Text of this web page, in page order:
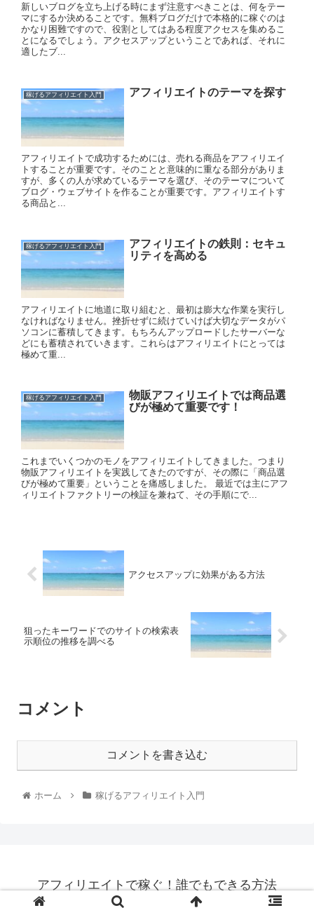
新しいブログを立ち上げる時にまず注意すべきことは、何をテー
マにするか決めることです。無料ブログだけで本格的に稼ぐのは
かなり困難ですので、役割としてはある程度アクセスを集めるこ
とになるでしょう。アクセスアップということであれば、それに
適したブ...
稼げるアフィリエイト入門 アフィリエイトのテーマを探す
アフィリエイトで成功するためには、売れる商品をアフィリエイ
トすることが重要です。そのことと意味的に重なる部分がありま
すが、多くの人が求めているテーマを選び、そのテーマについて
ブログ・ウェブサイトを作ることが重要です。アフィリエイトす
る商品と...
稼げるアフィリエイト入門
アフィリエイトの鉄則：セキュ
リティを高める
アフィリエイトに地道に取り組むと、最初は膨大な作業を実行し
なければなりません。挫折せずに続けていけば大切なデータがパ
ソコンに蓄積してきます。もちろんアップロードしたサーバーな
どにも蓄積されていきます。これらはアフィリエイトにとっては
極めて重...
稼げるアフィリエイト入門
物販アフィリエイトでは商品選
びが極めて重要です！
これまでいくつかのモノをアフィリエイトしてきました。つまり
物販アフィリエイトを実践してきたのですが、その際に「商品選
びが極めて重要」ということを痛感しました。 最近では主にアフ
ィリエイトファクトリーの検証を兼ねて、その手順にで...
アクセスアップに効果がある方法
狙ったキーワードでのサイトの検索表
示順位の推移を調べる
コメント
コメントを書き込む
ホーム 稼げるアフィリエイト入門
アフィリエイトで稼ぐ！誰でもできる方法
© 2014 アフィリエイトで稼ぐ！誰でもできる方法.